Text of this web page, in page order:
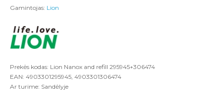
Gamintojas: Lion
Prekės kodas: Lion Nanox and refill 295945+306474
EAN: 4903301295945, 4903301306474
Ar turime: Sandėlyje